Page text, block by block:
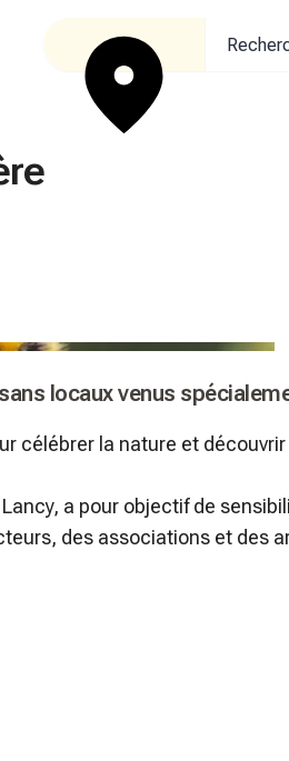
locaux venus
célébrer la nature et
a pour objectif de
des associations et
Des ateliers éducatifs et